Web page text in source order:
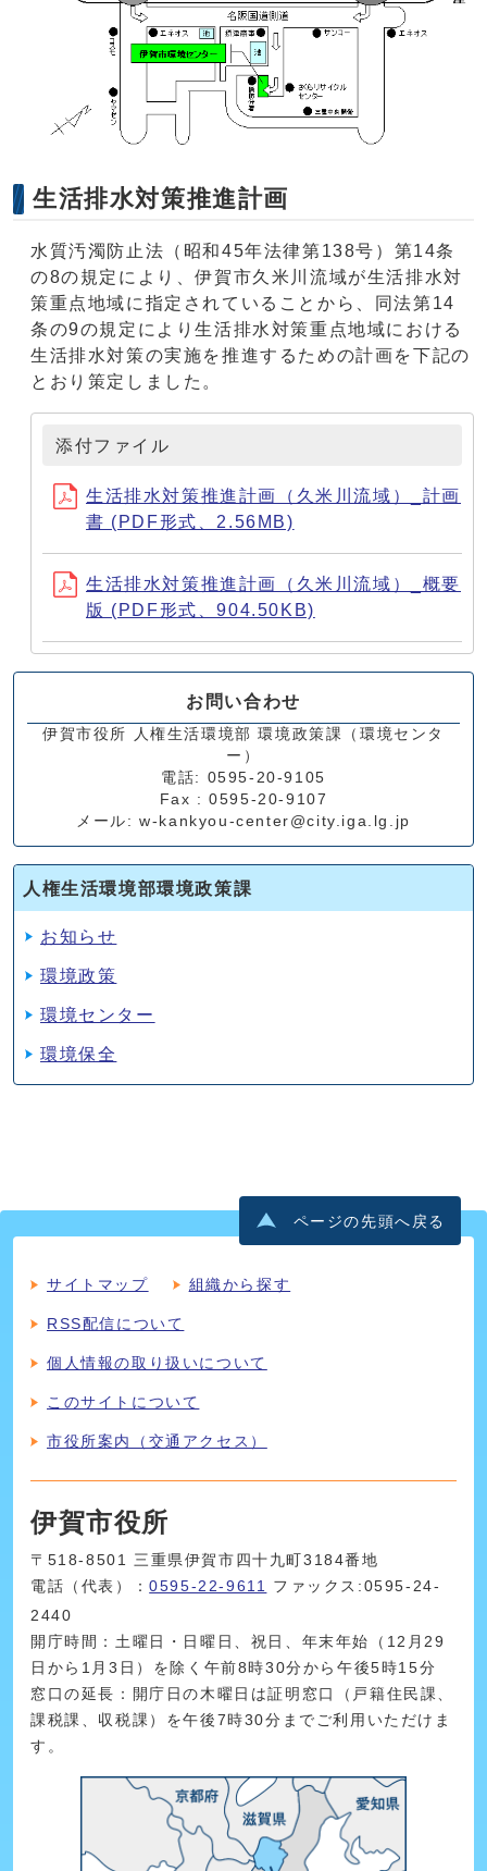
生活排水対策推進計画
水質汚濁防止法（昭和45年法律第138号）第14条
の8の規定により、伊賀市久米川流域が生活排水対
策重点地域に指定されていることから、同法第14
条の9の規定により生活排水対策重点地域における
生活排水対策の実施を推進するための計画を下記の
とおり策定しました。
添付ファイル
生活排水対策推進計画（久米川流域）_計画
書 (PDF形式、2.56MB)
生活排水対策推進計画（久米川流域）_概要
版 (PDF形式、904.50KB)
お問い合わせ
伊賀市役所 人権生活環境部 環境政策課（環境センタ
ー）
電話: 0595-20-9105
Fax : 0595-20-9107
メール: w-kankyou-center@city.iga.lg.jp
人権生活環境部環境政策課
お知らせ
環境政策
環境センター
環境保全
ページの先頭へ戻る
サイトマップ 組織から探す
RSS配信について
個人情報の取り扱いについて
このサイトについて
市役所案内（交通アクセス）
伊賀市役所
〒518-8501 三重県伊賀市四十九町3184番地
電話（代表）：0595-22-9611
ファックス:0595-24-
2440
開庁時間：土曜日・日曜日、祝日、年末年始（12月29
日から1月3日）を除く午前8時30分から午後5時15分
窓口の延長：開庁日の木曜日は証明窓口（戸籍住民課、
課税課、収税課）を午後7時30分までご利用いただけま
す。